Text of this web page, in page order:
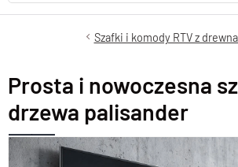
Szafki i komody RTV z
Prosta i nowoczesna
drzewa palisander